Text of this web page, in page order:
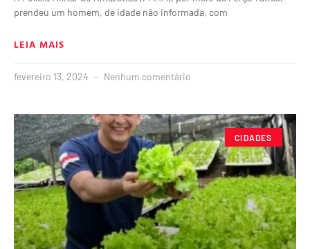
prendeu um homem, de idade não informada, com
LEIA MAIS
fevereiro 13, 2024 Nenhum comentário
CIDADES